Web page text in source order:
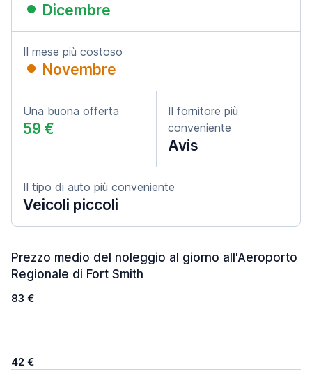
Dicembre
Il mese più costoso
Novembre
Una buona offerta
59 €
Il fornitore più
conveniente
Avis
Il tipo di auto più conveniente
Veicoli piccoli
Prezzo medio del noleggio al giorno all'Aeroporto
Regionale di Fort Smith
83 €
42 €